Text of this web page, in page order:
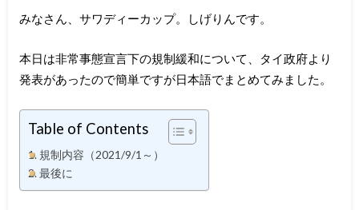
みなさん、サワディーカップ。しげりんです。
本日は非常事態宣言下の規制緩和について、タイ政府より
発表があったので簡単ですが日本語でまとめてみました。
Table of Contents
規制内容（2021/9/1～）
最後に